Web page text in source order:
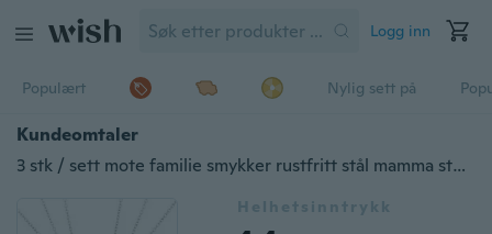
Logg inn
Populært Nylig sett på
Kundeomtaler
3 stk / sett mote familie smykker rustfritt stål mamma store søstre små søstre brev anheng halskjede
Helhetsinntrykk